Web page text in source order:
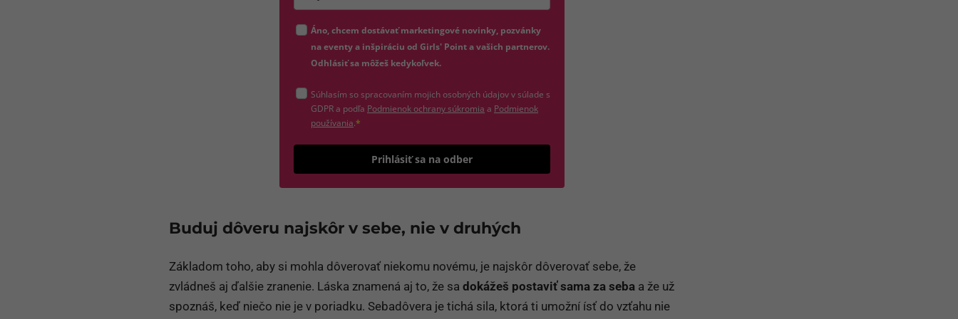
Áno, chcem dostávať marketingové novinky, pozvánky
na eventy a inšpiráciu od Girls' Point a vašich partnerov.
Odhlásiť sa môžeš kedykoľvek.
Súhlasím so spracovaním mojich osobných údajov v súlade s
GDPR a podľa Podmienok ochrany súkromia (otvorí sa v novom okne)
a Podmienok
používania(otvorí sa v novom okne)
.*
Prihlásiť sa na odber
Buduj dôveru najskôr v sebe, nie v druhých
Základom toho, aby si mohla dôverovať niekomu novému, je najskôr dôverovať sebe, že
zvládneš aj ďalšie zranenie. Láska znamená aj to, že sa dokážeš postaviť sama za seba a že už
spoznáš, keď niečo nie je v poriadku. Sebadôvera je tichá sila, ktorá ti umožní ísť do vzťahu nie